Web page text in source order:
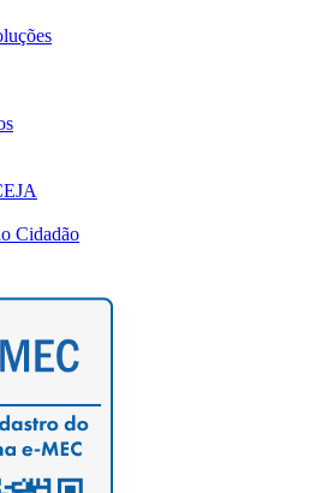
Cidadão